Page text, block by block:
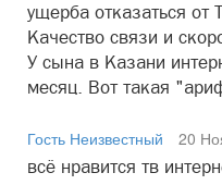
ущерба отказаться от
Качество связи и
У сына в Казани
месяц. Вот такая
Гость Неизвестный
20
всё нравится тв